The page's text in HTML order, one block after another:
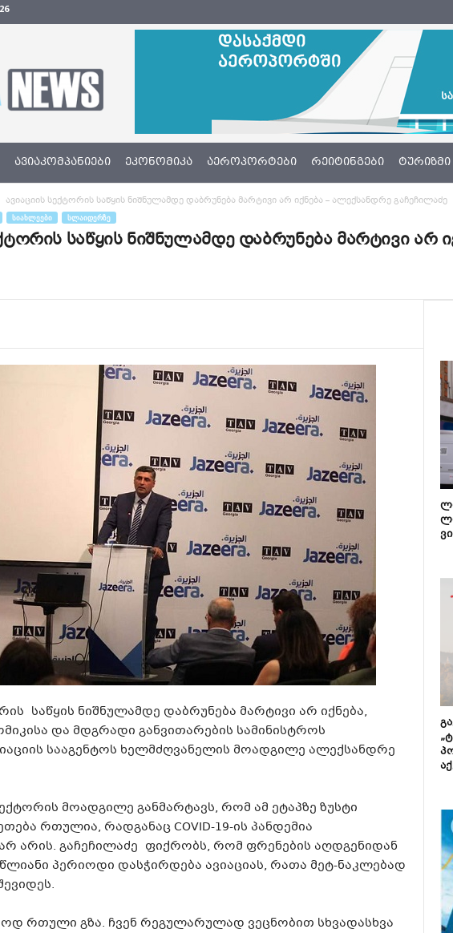
ᲐᲕᲘᲐᲙᲝᲛᲞᲐᲜᲘᲔᲑᲘ ᲔᲙᲝᲜᲝᲛᲘᲙᲐ ᲐᲔᲠᲝᲞᲝᲠᲢᲔᲑᲘ ᲠᲔᲘᲢᲘᲜᲒᲔᲑᲘ ᲢᲣᲠᲘᲖᲛᲘ
ავიაციის სექტორის საწყის ნიშნულამდე დაბრუნება მარტივი არ იქნება – ალექსანდრე გაჩეჩილაძე
ᲡᲘᲐᲮᲚᲔᲔᲑᲘ ᲡᲚᲐᲘᲓᲔᲠᲖᲔ
საწყის ნიშნულამდე დაბრუნება მარტივი არ
საწყის ნიშნულამდე დაბრუნება მარტივი არ იქნება,
და მდგრადი განვითარების სამინისტროს
სააგენტოს ხელმძღვანელის მოადგილე ალექსანდრე
მოადგილე განმარტავს, რომ ამ ეტაპზე ზუსტი
რთულია, რადგანაც COVID-19-ის პანდემია
არის. გაჩეჩილაძე ფიქრობს, რომ ფრენების აღდგენიდან
პერიოდი დასჭირდება ავიაციას, რათა მეტ-ნაკლებად
რთული გზა. ჩვენ რეგულარულად ვეცნობით სხვადასხვა